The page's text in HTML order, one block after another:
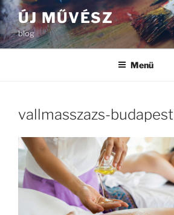
Tartalomhoz
ÚJ MŰVÉSZ
blog
Menü
vallmasszazs-budapest